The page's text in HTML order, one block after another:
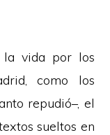
la vida por los
como los
repudió–, el
sueltos en